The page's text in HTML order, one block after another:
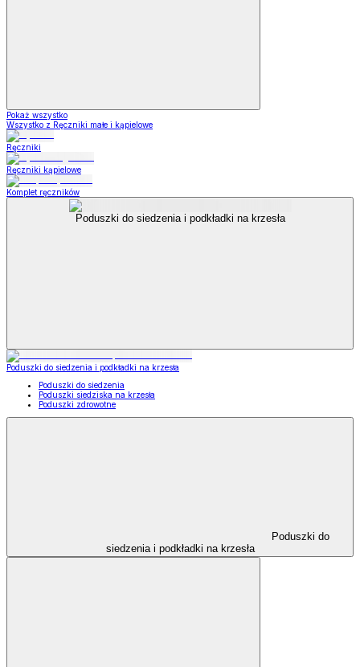
Pokaż wszystko
Wszystko z Ręczniki małe i kąpielowe
Ręczniki
Ręczniki kąpielowe
Komplet ręczników
Poduszki do siedzenia i podkładki na krzesła
Poduszki do siedzenia i podkładki na krzesła
Poduszki do siedzenia
Poduszki siedziska na krzesła
Poduszki zdrowotne
Poduszki do
siedzenia i podkładki na krzesła